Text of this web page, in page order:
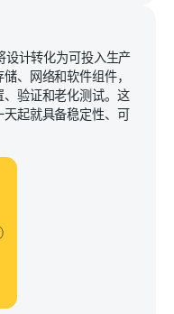
设计转化为可投入生产
、网络和软件组件，
验证和老化测试。这
起就具备稳定性、可